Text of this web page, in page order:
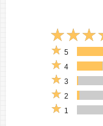
5
4
3
2
1